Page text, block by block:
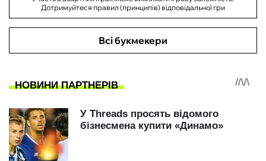
Дотримуйтеся правил (принципів) відповідальної гри
Всі букмекери